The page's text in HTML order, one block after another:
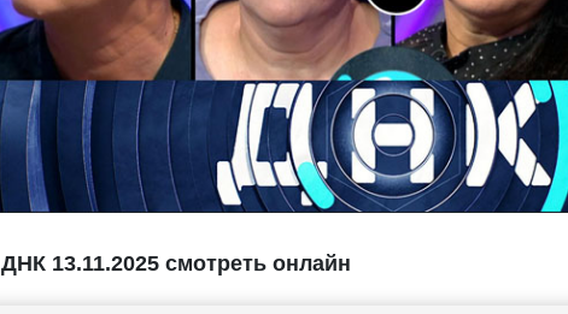
ДНК 13.11.2025 смотреть онлайн